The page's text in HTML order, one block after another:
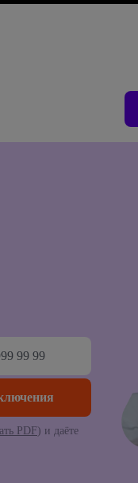
PDF) и даёте